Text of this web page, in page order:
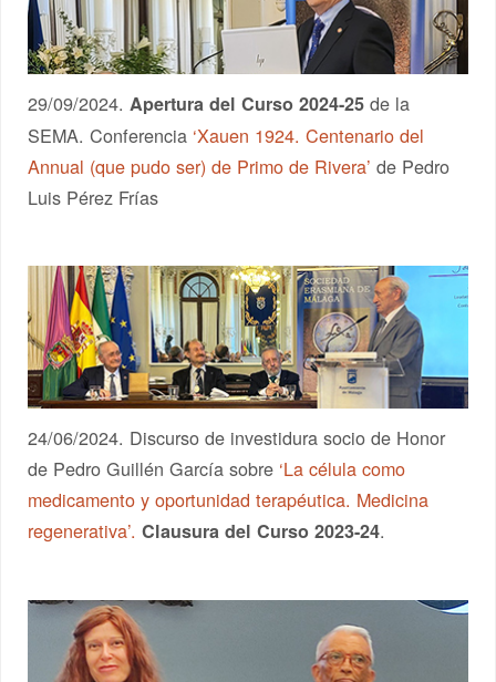
29/09/2024.Apertura del Curso 2024-25 de la
SEMA. Conferencia ‘Xauen 1924. Centenario del
Annual (que pudo ser) de Primo de Rivera’ de Pedro
Luis Pérez Frías
24/06/2024. Discurso de investidura socio de Honor
de Pedro Guillén García sobre ‘La célula como
medicamento y oportunidad terapéutica. Medicina
regenerativa’. Clausura del Curso 2023-24.